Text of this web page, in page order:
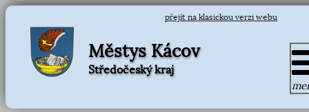
přejít na klasickou verzi webu
Městys Kácov
Středočeský kraj